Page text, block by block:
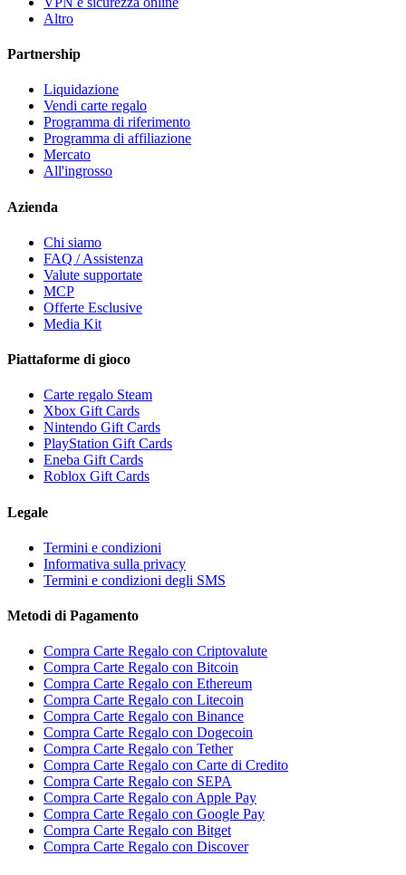
Altro
Partnership
Liquidazione
Vendi carte regalo
Programma di riferimento
Programma di affiliazione
Mercato
All'ingrosso
Azienda
Chi siamo
FAQ / Assistenza
Valute supportate
MCP
Offerte Esclusive
Media Kit
Piattaforme di gioco
Carte regalo Steam
Xbox Gift Cards
Nintendo Gift Cards
PlayStation Gift Cards
Eneba Gift Cards
Roblox Gift Cards
Legale
Termini e condizioni
Informativa sulla privacy
Termini e condizioni degli SMS
Metodi di Pagamento
Compra Carte Regalo con Criptovalute
Compra Carte Regalo con Bitcoin
Compra Carte Regalo con Ethereum
Compra Carte Regalo con Litecoin
Compra Carte Regalo con Binance
Compra Carte Regalo con Dogecoin
Compra Carte Regalo con Tether
Compra Carte Regalo con Carte di Credito
Compra Carte Regalo con SEPA
Compra Carte Regalo con Apple Pay
Compra Carte Regalo con Google Pay
Compra Carte Regalo con Bitget
Compra Carte Regalo con Discover